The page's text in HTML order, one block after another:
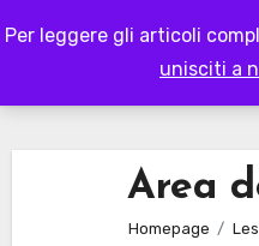
Per leggere gli articoli
unisciti a
to
Area
Homepage